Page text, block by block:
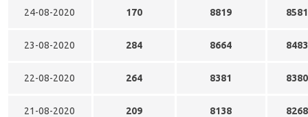
24-08-2020 170 8819
23-08-2020 284 8664
22-08-2020 264 8381
21-08-2020 209 8138